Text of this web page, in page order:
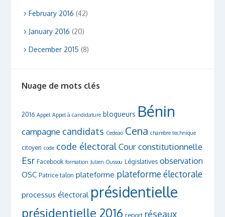
February 2016 (42)
January 2016 (20)
December 2015 (8)
Nuage de mots clés
2016 Appel Appel à candidature blogueurs Bénin
campagne candidats Cedeao Cena chambre technique
citoyen code code électoral Cour constitutionnelle
Esr Facebook formation Julien Oussou Législatives observation
OSC Patrice talon plateforme plateforme électorale
processus électoral présidentielle
présidentielle 2016 report réseaux